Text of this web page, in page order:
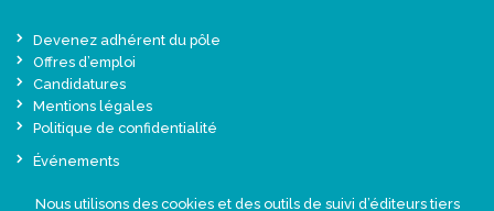
Devenez adhérent du pôle
Offres d’emploi
Candidatures
Mentions légales
Politique de confidentialité
Événements
Une offre globale sur-mesure
Nous utilisons des cookies et des outils de suivi d’éditeurs tiers